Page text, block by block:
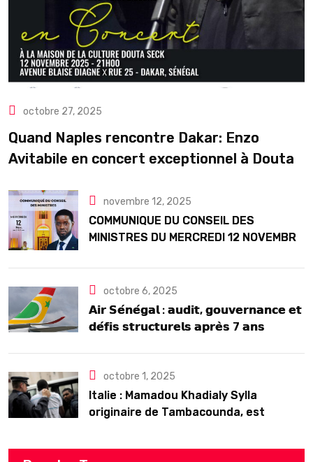
octobre 27, 2025
Quand Naples rencontre Dakar: Enzo
Avitabile en concert exceptionnel à Douta
novembre 12, 2025
COMMUNIQUE DU CONSEIL DES
MINISTRES DU MERCREDI 12 NOVEMBRE
octobre 6, 2025
𝗔𝗶𝗿 𝗦𝗲́𝗻𝗲́𝗴𝗮𝗹 : 𝗮𝘂𝗱𝗶𝘁, 𝗴𝗼𝘂𝘃𝗲𝗿𝗻𝗮𝗻𝗰𝗲 𝗲𝘁
𝗱𝗲́𝗳𝗶𝘀 𝘀𝘁𝗿𝘂𝗰𝘁𝘂𝗿𝗲𝗹𝘀 𝗮𝗽𝗿𝗲̀𝘀 7 𝗮𝗻𝘀
octobre 1, 2025
Italie : Mamadou Khadialy Sylla
originaire de Tambacounda, est
arrestation